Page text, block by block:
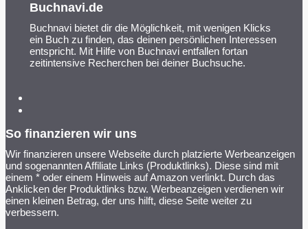
Buchnavi.de
Buchnavi bietet dir die Möglichkeit, mit wenigen Klicks
ein Buch zu finden, das deinen persönlichen Interessen
entspricht. Mit Hilfe von Buchnavi entfallen fortan
zeitintensive Recherchen bei deiner Buchsuche.
So finanzieren wir uns
Wir finanzieren unsere Webseite durch platzierte Werbeanzeigen
und sogenannten Affiliate Links (Produktlinks). Diese sind mit
einem * oder einem Hinweis auf Amazon verlinkt. Durch das
Anklicken der Produktlinks bzw. Werbeanzeigen verdienen wir
einen kleinen Betrag, der uns hilft, diese Seite weiter zu
verbessern.